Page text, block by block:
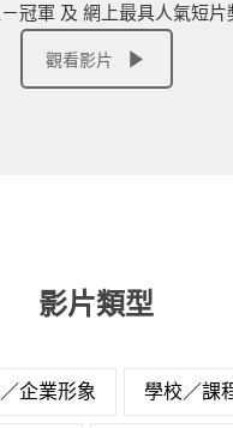
－冠軍 及 網上最具人氣短片
觀看影片
影片類型
企業形象 學校／課